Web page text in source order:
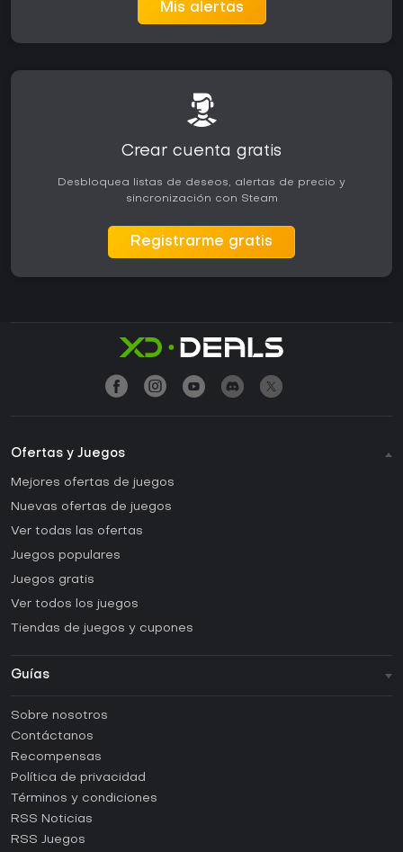
Mis alertas
Crear cuenta gratis
Desbloquea listas de deseos, alertas de precio y
sincronización con Steam
Registrarme gratis
Ofertas y Juegos
Mejores ofertas de juegos
Nuevas ofertas de juegos
Ver todas las ofertas
Juegos populares
Juegos gratis
Ver todos los juegos
Tiendas de juegos y cupones
Guías
Guías y tutoriales
¿Cómo activar una CD Key de Steam?
¿Cómo activar una CD Key de Epic Games?
¿Cómo activar una CD Key de GOG?
¿Cómo activar una CD Key de Ubisoft Connect?
Sobre nosotros
Contáctanos
Recompensas
Política de privacidad
Términos y condiciones
RSS Noticias
RSS Juegos